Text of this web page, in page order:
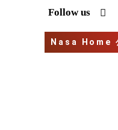
Follow us I
n
s
t
a
Nasa Home